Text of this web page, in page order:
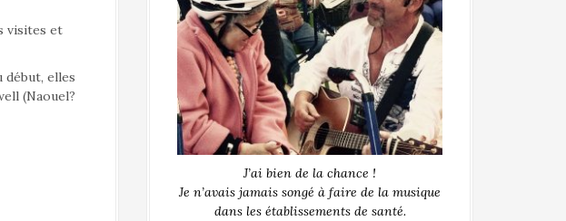
visites et
elles
(Naouel?
J’ai bien de la chance !
Je n’avais jamais songé à faire de la musique
dans les établissements de santé.